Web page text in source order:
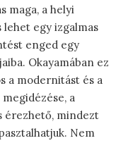
maga, a helyi
lehet egy izgalmas
enged egy
Okayamában ez
a modernitást és a
a
érezhető, mindezt
Nem